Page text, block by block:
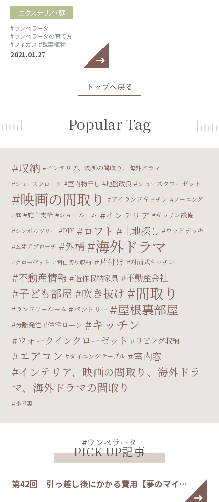
エクステリア・庭
#ウンベラータ
#ウンベラータの育て方
#フィカス #観葉植物
2021.01.27
トップへ戻る
Popular Tag
収納 インテリア、映画の間取り、海外ドラマ
シューズクローク 室内物干し 地盤改良 シューズクローゼット
映画の間取り アイランドキッチン
ゾーニング
庭
施主支給 ショールーム インテリア キッチン設備
シンボルツリー DIY ロフト 土地探し ウッドデッキ
玄関アプローチ 外構 海外ドラマ
クローゼット 間仕切り収納 片付け 対面式キッチン
不動産情報 造作収納家具 不動産会社
子ども部屋 吹き抜け 間取り
ランドリールーム パントリー 屋根裏部屋
分離発注 住宅ローン キッチン
ウォークインクローゼット リビング収納
エアコン ダイニングテーブル 室内窓
インテリア、映画の間取り、海外ドラ
マ、海外ドラマの間取り
小屋裏
#ウンベラータ
PICK UP記事
第42回 引っ越し後にかかる費用【夢のマイ…